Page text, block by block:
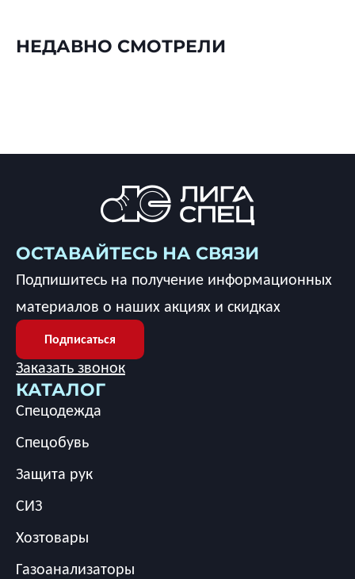
НЕДАВНО СМОТРЕЛИ
КАТАЛОГ
Спецодежда
Спецобувь
Защита рук
СИЗ
Хозтовары
Газоанализаторы
ОСТАВАЙТЕСЬ НА СВЯЗИ
Подпишитесь на получение информационных
материалов о наших акциях и скидках
Подписаться
Заказать звонок